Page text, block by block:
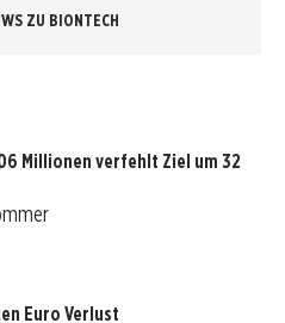
ZU BIONTECH
Millionen verfehlt Ziel um 32
Euro Verlust